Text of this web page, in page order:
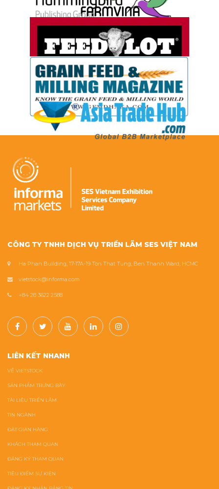
CÔNG TY TNHH DỊCH VỤ TRIỂN LÃM SES VIỆT NAM
Ha Phan Building, 17-17A-19 Ton That Tung, Ben Thanh Ward, HCMC
vietstock@informa.com
+84 28 3622 2588
LIÊN KẾT NHANH
VỀ VIETSTOCK
SẢN PHẨM TRƯNG BÀY
TÀI LIỆU TRIỂN LÃM
TIN NGÀNH
ĐẶT GIAN HÀNG
KHÁCH THAM QUAN
ĐĂNG KÝ THAM QUAN
TIÊU ĐIỂM SỰ KIỆN